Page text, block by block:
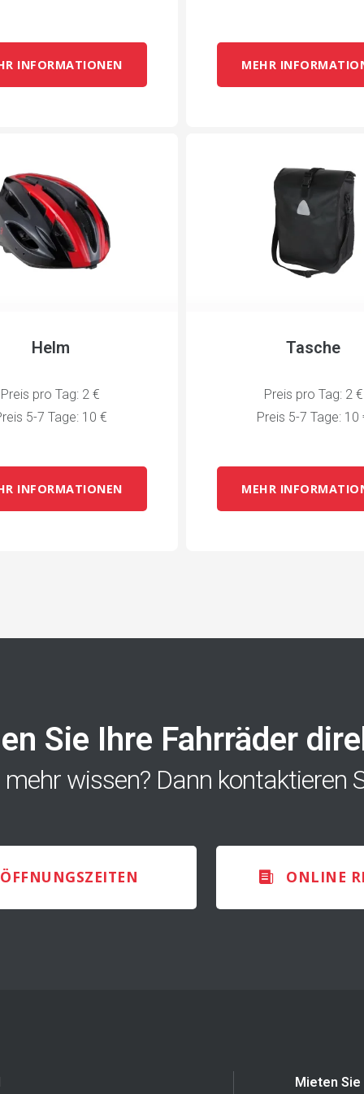
INFORMATIONEN MEHR
Helm
Preis pro Tag: 2 €
5-7 Tage: 10 €
INFORMATIONEN
Tasche
Preis pro Tag: 2 €
Preis 5-7 Tage: 10
MEHR
Sie Ihre Fahrräder
wissen? Dann kontaktieren
ÖFFNUNGSZEITEN ONLINE
Mieten Sie